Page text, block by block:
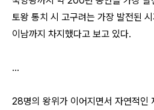
토왕 통치 시 고구려는 가장 발전된
이남까지 차지했다고 보고 있다.
...
28명의 왕위가 이어지면서 자연적인